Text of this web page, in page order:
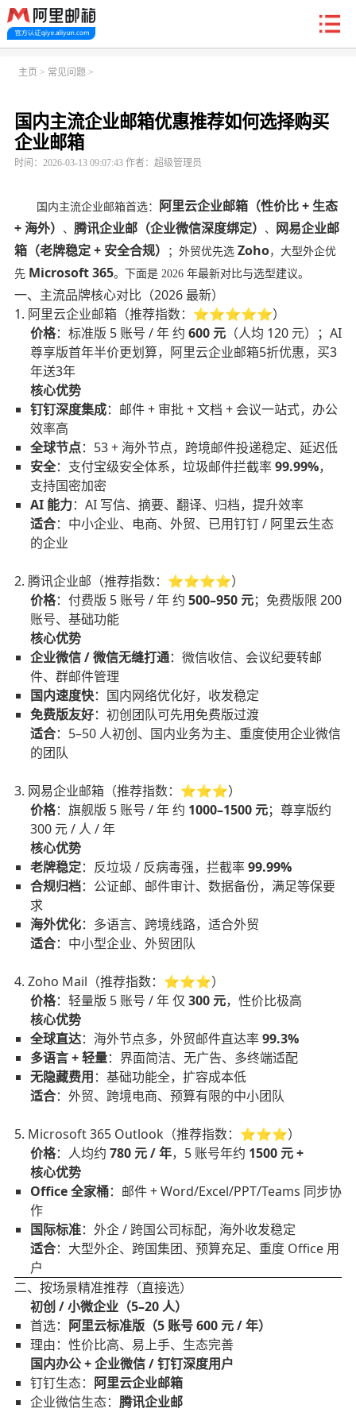
首页 阿里企业邮箱 信创邮 收费标准 功能
主页 > 常见问题 >
国内主流企业邮箱优惠推荐如何选择购买
企业邮箱
时间：2026-03-13 09:07:43 作者：超级管理员
国内主流企业邮箱首选： 阿里云企业邮箱（性价比 + 生态
+ 海外）
、 腾讯企业邮（企业微信深度绑定） 、 网易企业邮
箱（老牌稳定 + 安全合规）
；外贸优先选 Zoho，大型外企优
先 Microsoft 365。下面是 2026 年最新对比与选型建议。
一、主流品牌核心对比（2026 最新）
1. 阿里云企业邮箱（推荐指数：⭐⭐⭐⭐⭐）
价格：标准版 5 账号 / 年 约 600 元（人均 120 元）；AI
尊享版首年半价更划算，阿里云企业邮箱5折优惠，买3
年送3年
核心优势
钉钉深度集成：邮件 + 审批 + 文档 + 会议一站式，办公
效率高
全球节点：53 + 海外节点，跨境邮件投递稳定、延迟低
安全：支付宝级安全体系，垃圾邮件拦截率99.99%，
支持国密加密
AI 能力：AI 写信、摘要、翻译、归档，提升效率
适合：中小企业、电商、外贸、已用钉钉 / 阿里云生态
的企业
2. 腾讯企业邮（推荐指数：⭐⭐⭐⭐）
价格：付费版 5 账号 / 年 约 500–950 元；免费版限 200
账号、基础功能
核心优势
企业微信 / 微信无缝打通：微信收信、会议纪要转邮
件、群邮件管理
国内速度快：国内网络优化好，收发稳定
免费版友好：初创团队可先用免费版过渡
适合：5–50 人初创、国内业务为主、重度使用企业微信
的团队
3. 网易企业邮箱（推荐指数：⭐⭐⭐）
价格：旗舰版 5 账号 / 年 约 1000–1500 元；尊享版约
300 元 / 人 / 年
核心优势
老牌稳定：反垃圾 / 反病毒强，拦截率99.99%
合规归档：公证邮、邮件审计、数据备份，满足等保要
求
海外优化：多语言、跨境线路，适合外贸
适合：中小型企业、外贸团队
4. Zoho Mail（推荐指数：⭐⭐⭐）
价格：轻量版 5 账号 / 年 仅 300 元，性价比极高
核心优势
全球直达：海外节点多，外贸邮件直达率99.3%
多语言 + 轻量：界面简洁、无广告、多终端适配
无隐藏费用：基础功能全，扩容成本低
适合：外贸、跨境电商、预算有限的中小团队
5. Microsoft 365 Outlook（推荐指数：⭐⭐⭐）
价格：人均约 780 元 / 年，5 账号年约 1500 元 +
核心优势
Office 全家桶：邮件 + Word/Excel/PPT/Teams 同步协
作
国际标准：外企 / 跨国公司标配，海外收发稳定
适合：大型外企、跨国集团、预算充足、重度 Office 用
户
二、按场景精准推荐（直接选）
初创 / 小微企业（5–20 人）
首选： 阿里云标准版（5 账号 600 元 / 年）
理由：性价比高、易上手、生态完善
国内办公 + 企业微信 / 钉钉深度用户
钉钉生态： 阿里云企业邮箱
企业微信生态： 腾讯企业邮